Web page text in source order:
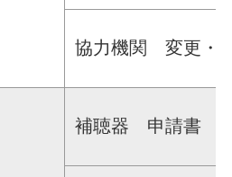
協力機関 変更・
補聴器 申請書